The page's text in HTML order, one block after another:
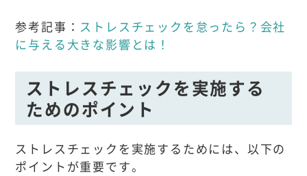
参考記事： ストレスチェックを怠ったら？会社
に与える大きな影響とは！
ストレスチェックを実施する
ためのポイント
ストレスチェックを実施するためには、以下の
ポイントが重要です。